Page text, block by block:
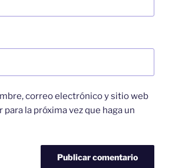
correo electrónico y sitio web
la próxima vez que haga un